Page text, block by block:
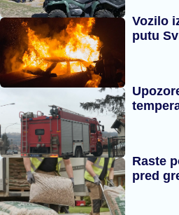
Vozilo
putu
Raste
pred